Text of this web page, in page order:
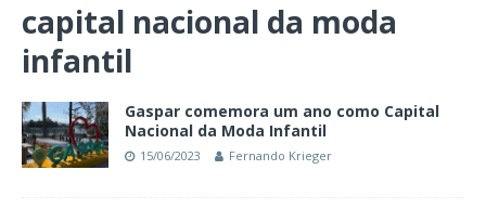
capital nacional da moda
infantil
Gaspar comemora um ano como Capital
Nacional da Moda Infantil
15/06/2023 Fernando Krieger